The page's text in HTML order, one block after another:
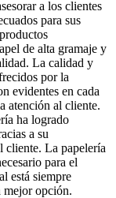
a los clientes
para sus
de alta gramaje y
La calidad y
por la
evidentes en cada
atención al cliente.
ha logrado
a su
cliente. La papelería
para el
está siempre
mejor opción.